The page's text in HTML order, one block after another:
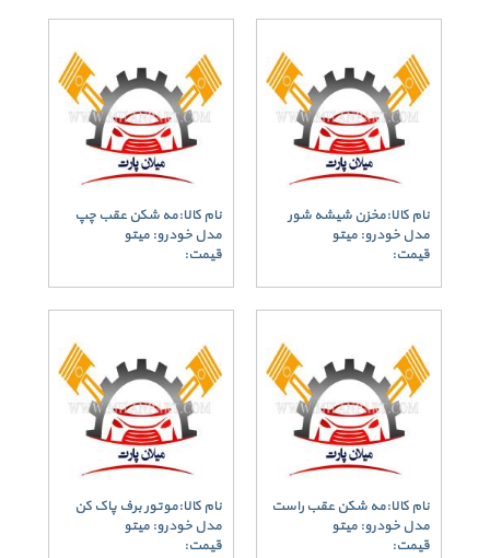
نام کالا:مخزن شیشه شور
مدل خودرو: میتو
قیمت:
نام کالا:مه شکن عقب چپ
مدل خودرو: میتو
قیمت:
نام کالا:مه شکن عقب راست
مدل خودرو: میتو
قیمت:
نام کالا:موتور برف پاک کن
مدل خودرو: میتو
قیمت: